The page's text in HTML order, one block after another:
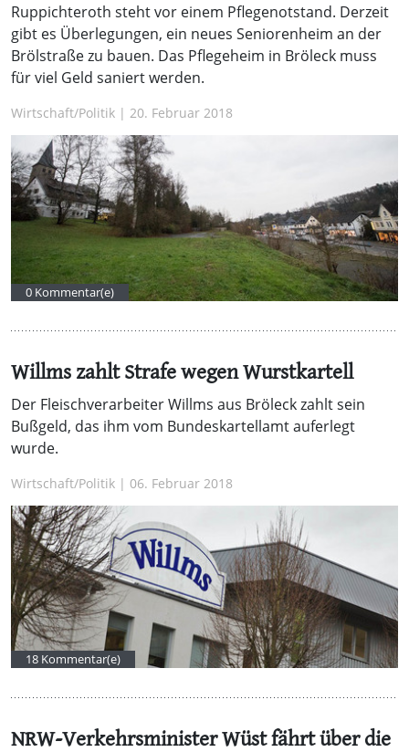
Ruppichteroth steht vor einem Pflegenotstand. Derzeit
gibt es Überlegungen, ein neues Seniorenheim an der
Brölstraße zu bauen. Das Pflegeheim in Bröleck muss
für viel Geld saniert werden.
Wirtschaft/Politik | 20. Februar 2018
0 Kommentar(e)
Willms zahlt Strafe wegen Wurstkartell
Der Fleischverarbeiter Willms aus Bröleck zahlt sein
Bußgeld, das ihm vom Bundeskartellamt auferlegt
wurde.
Wirtschaft/Politik | 06. Februar 2018
18 Kommentar(e)
NRW-Verkehrsminister Wüst fährt über die